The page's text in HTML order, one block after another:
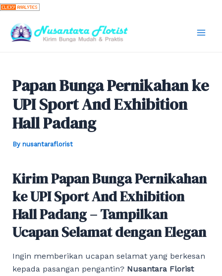
Skip
content
Papan Bunga Pernikahan ke
UPI Sport And Exhibition
Hall Padang
By nusantaraflorist
Kirim Papan Bunga Pernikahan
ke UPI Sport And Exhibition
Hall Padang – Tampilkan
Ucapan Selamat dengan Elegan
Ingin memberikan ucapan selamat yang berkesan
kepada pasangan pengantin? Nusantara Florist